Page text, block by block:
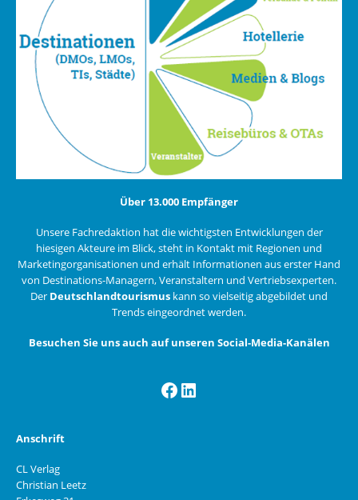
Über 13.000 Empfänger
Unsere Fachredaktion hat die wichtigsten Entwicklungen der
hiesigen Akteure im Blick, steht in Kontakt mit Regionen und
Marketingorganisationen und erhält Informationen aus erster Hand
von Destinations-Managern, Veranstaltern und Vertriebsexperten.
Der Deutschlandtourismus kann so vielseitig abgebildet und
Trends eingeordnet werden.
Besuchen Sie uns auch auf unseren Social-Media-Kanälen
Facebook
LinkedIn
Anschrift
CL Verlag
Christian Leetz